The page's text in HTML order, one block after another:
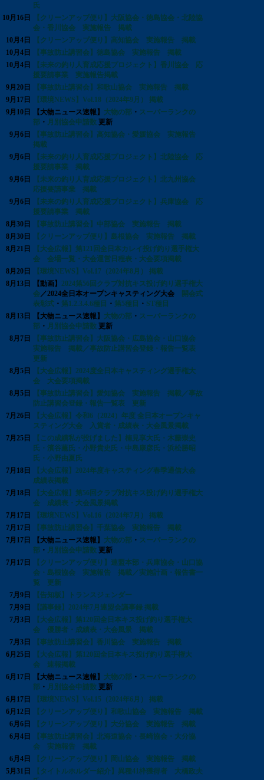
氏
10月16日
【クリーンアップ便り】大阪協会・徳島協会・北陸協
会・香川協会 実施報告 掲載
10月4日
【クリーンアップ便り】高知協会 実施報告 掲載
10月4日
【事故防止講習会】徳島協会 実施報告 掲載
10月4日
【未来の釣り人育成応援プロジェクト】香川協会 応
援要請事業 実施報告掲載
9月20日
【事故防止講習会】和歌山協会 実施報告 掲載
9月17日
【環境NEWS】Vol.18（2024年9月） 掲載
9月10日
【大物ニュース速報】 大物の部 ・ スーパーランクの
部 ・ 月別協会申請数 更新
9月6日
【事故防止講習会】高知協会・愛媛協会 実施報告
掲載
9月6日
【未来の釣り人育成応援プロジェクト】北陸協会 応
援要請事業 掲載
9月6日
【未来の釣り人育成応援プロジェクト】北九州協会
応援要請事業 掲載
9月6日
【未来の釣り人育成応援プロジェクト】兵庫協会 応
援要請事業 掲載
8月30日
【事故防止講習会】中部協会 実施報告 掲載
8月30日
【クリーンアップ便り】島根協会 実施報告 掲載
8月21日
【大会広報】第121回全日本カレイ投げ釣り選手権大
会 会場一覧・大会運営日程表・大会要項掲載
8月20日
【環境NEWS】Vol.17（2024年8月） 掲載
8月13日
【動画】 2024第56回クラブ対抗キス投げ釣り選手権大
会／2024全日本オープンキャスティング大会
開会式
表彰式 ・ 第1.2.3.4.6種目 ・ 第5種目 ・ ST種目
8月13日
【大物ニュース速報】 大物の部 ・ スーパーランクの
部 ・ 月別協会申請数 更新
8月7日
【事故防止講習会】大阪協会・広島協会・山口協会
実施報告 掲載／事故防止講習会登録・報告一覧表
更新
8月5日
【大会広報】2024度全日本キャスティング選手権大
会 大会要項掲載
8月5日
【事故防止講習会】愛知協会 実施報告 掲載／事故
防止講習会登録・報告一覧表 更新
7月26日
【大会広報】令和6（2024）年度 全日本オープンキャ
スティング大会 入賞者・成績表・大会風景掲載
7月25日
【この成績私が投げました】楠見享大氏・木藤崇史
氏・濱谷薫氏・小野貴史氏・中島康彦氏・浜松勝昭
氏・小野由夏氏
7月18日
【大会広報】2024年度キャスティング春季通信大会
成績表掲載
7月18日
【大会広報】第56回クラブ対抗キス投げ釣り選手権大
会 成績表・大会風景掲載
7月17日
【環境NEWS】Vol.16（2024年7月） 掲載
7月17日
【事故防止講習会】千葉協会 実施報告 掲載
7月17日
【大物ニュース速報】 大物の部 ・ スーパーランクの
部 ・ 月別協会申請数 更新
7月17日
【クリーンアップ便り】連盟本部・兵庫協会・山口協
会・島根協会 実施報告 掲載／実施計画・報告書一
覧 更新
7月9日
【告知板】トランスジェンダー
7月9日
【議事録】2024年7月連盟会議事録 掲載
7月3日
【大会広報】第120回全日本キス投げ釣り選手権大
会 優勝者・成績表・大会風景 掲載
7月3日
【事故防止講習会】香川協会 実施報告 掲載
6月25日
【大会広報】第120回全日本キス投げ釣り選手権大
会 速報掲載
6月17日
【大物ニュース速報】 大物の部 ・ スーパーランクの
部 ・ 月別協会申請数 更新
6月17日
【環境NEWS】Vol.15（2024年6月） 掲載
6月12日
【クリーンアップ便り】和歌山協会 実施報告 掲載
6月6日
【クリーンアップ便り】大分協会 実施報告 掲載
6月4日
【事故防止講習会】北海道協会・長崎協会・大分協
会 実施報告 掲載
6月4日
【クリーンアップ便り】岡山協会 実施報告 掲載
5月31日
【タイトルホルダー紹介】異種41枠獲得者 大橋政夫